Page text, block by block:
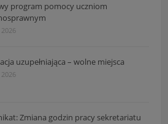
program pomocy uczniom
uzupełniająca – wolne miejsca
Zmiana godzin pracy sekretariatu